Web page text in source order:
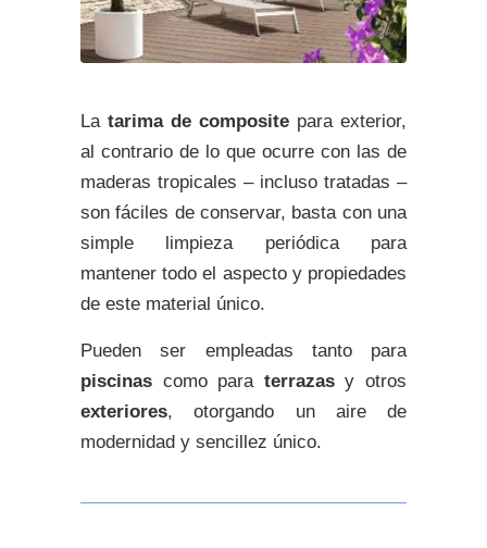
La tarima de composite para exterior,
al contrario de lo que ocurre con las de
maderas tropicales – incluso tratadas –
son fáciles de conservar, basta con una
simple limpieza periódica para
mantener todo el aspecto y propiedades
de este material único.
Pueden ser empleadas tanto para
piscinas como para terrazasy otros
exteriores, otorgando un aire de
modernidad y sencillez único.